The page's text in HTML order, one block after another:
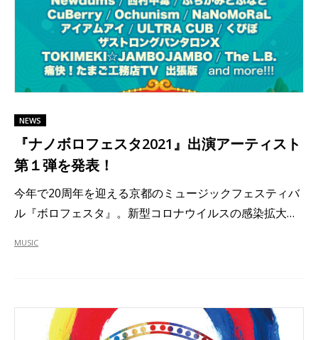
NEWS
『ナノボロフェスタ2021』出演アーティスト
第１弾を発表！
今年で20周年を迎える京都のミュージックフェスティバ
ル『ボロフェスタ』。新型コロナウイルスの感染拡大…
MUSIC